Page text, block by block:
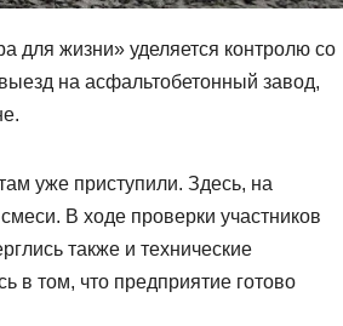
для жизни» уделяется контролю со
на асфальтобетонный завод,
уже приступили. Здесь, на
В ходе проверки участников
также и технические
в том, что предприятие готово